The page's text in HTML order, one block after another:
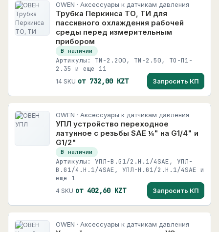
OWEN · Аксессуары к датчикам давления
Трубка Перкинса ТО, ТИ для
пассивного охлаждения рабочей
среды перед измерительным
прибором
В наличии
Артикулы: ТИ-2.200, ТИ-2.50, ТО-П1-
2.35 и еще 11
14 SKU от 732,00 KZT Запросить КП
OWEN · Аксессуары к датчикам давления
УПЛ устройство переходное
латунное с резьбы SAE ¼" на G1/4" и
G1/2"
В наличии
Артикулы: УПЛ-В.G1/2.Н.1/4SAE, УПЛ-
В.G1/4.Н.1/4SAE, УПЛ-Н.G1/2.Н.1/4SAE и
еще 1
4 SKU от 402,60 KZT Запросить КП
OWEN · Аксессуары к датчикам давления